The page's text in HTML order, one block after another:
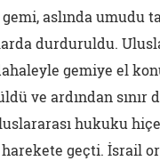
aslında umudu
durduruldu.
gemiye el
ve ardından sınır
hukuku
geçti. İsrail